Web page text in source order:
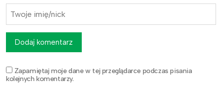
Zapamiętaj moje dane w tej przeglądarce podczas pisania
kolejnych komentarzy.
Dodaj komentarz